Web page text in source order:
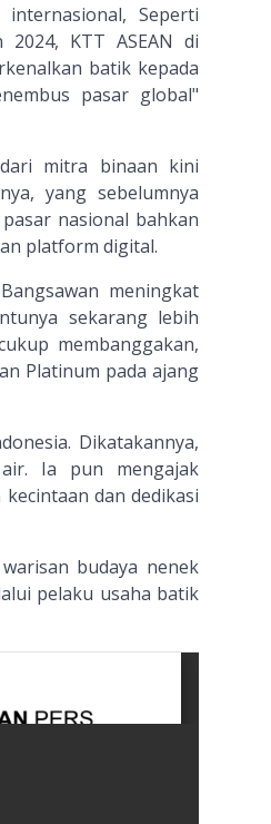
Seperti
KTT ASEAN di
batik kepada
pasar global"
mitra binaan kini
yang sebelumnya
nasional bahkan
platform digital.
meningkat
sekarang lebih
membanggakan,
Platinum pada ajang
Dikatakannya,
Ia pun mengajak
dan dedikasi
budaya nenek
pelaku usaha batik